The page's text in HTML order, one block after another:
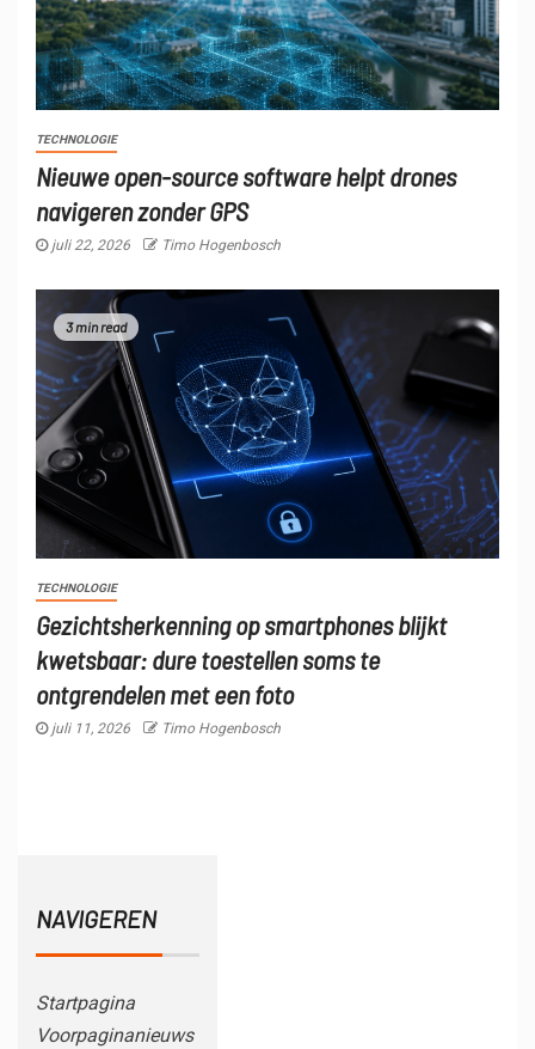
TECHNOLOGIE
Nieuwe open-source software helpt drones
navigeren zonder GPS
juli 22, 2026 Timo Hogenbosch
3 min read
TECHNOLOGIE
Gezichtsherkenning op smartphones blijkt
kwetsbaar: dure toestellen soms te
ontgrendelen met een foto
juli 11, 2026 Timo Hogenbosch
NAVIGEREN
Startpagina
Voorpaginanieuws